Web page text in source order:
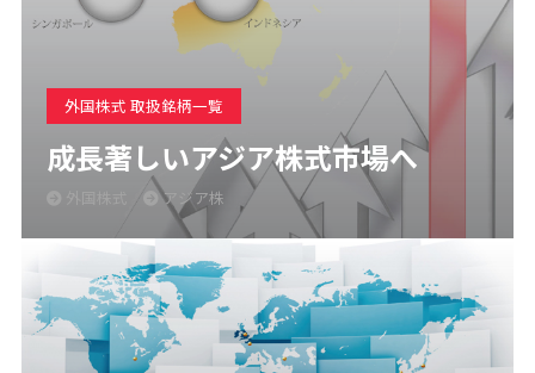
外国株式 取扱銘柄一覧
成長著しいアジア株式市場へ
アジア株